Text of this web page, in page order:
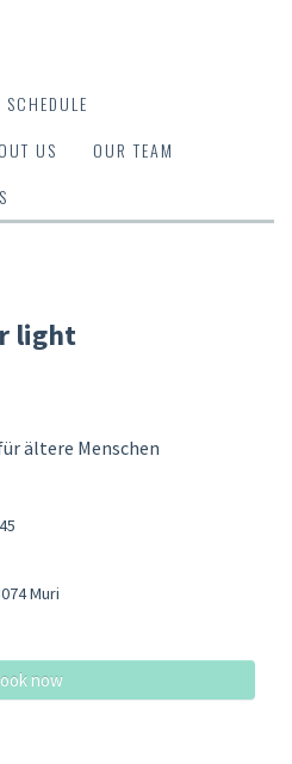
US
OUR TEAM
light
ältere Menschen
Muri
now